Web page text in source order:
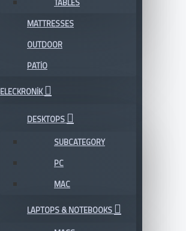
TABLES
MATTRESSES
OUTDOOR
PATIO
ELECKRONIK
DESKTOPS
SUBCATEGORY
PC
MAC
LAPTOPS & NOTEBOOKS